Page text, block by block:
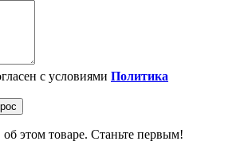
с условиями Политика
этом товаре. Станьте первым!